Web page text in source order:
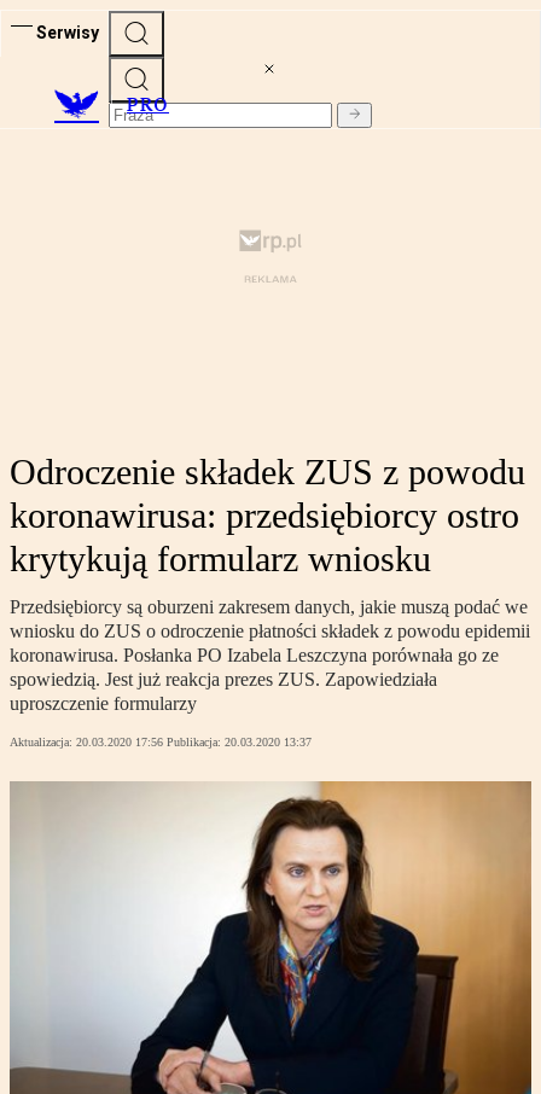
Serwisy
PRO
Odroczenie składek ZUS z powodu
koronawirusa: przedsiębiorcy ostro
krytykują formularz wniosku
Przedsiębiorcy są oburzeni zakresem danych, jakie muszą podać we
wniosku do ZUS o odroczenie płatności składek z powodu epidemii
koronawirusa. Posłanka PO Izabela Leszczyna porównała go ze
spowiedzią. Jest już reakcja prezes ZUS. Zapowiedziała
uproszczenie formularzy
Aktualizacja: 20.03.2020 17:56 Publikacja: 20.03.2020 13:37